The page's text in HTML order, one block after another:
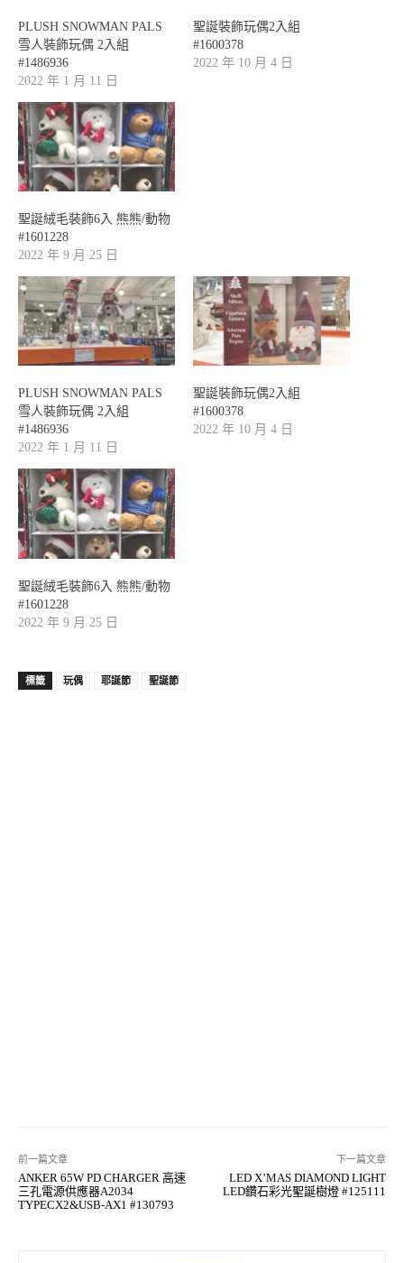
PLUSH SNOWMAN PALS
雪人裝飾玩偶 2入組
#1486936
2022 年 1 月 11 日
聖誕裝飾玩偶2入組
#1600378
2022 年 10 月 4 日
聖誕絨毛裝飾6入 熊熊/動物
#1601228
2022 年 9 月 25 日
PLUSH SNOWMAN PALS
雪人裝飾玩偶 2入組
#1486936
2022 年 1 月 11 日
聖誕裝飾玩偶2入組
#1600378
2022 年 10 月 4 日
聖誕絨毛裝飾6入 熊熊/動物
#1601228
2022 年 9 月 25 日
標籤 玩偶 耶誕節 聖誕節
前一篇文章
ANKER 65W PD CHARGER 高速
三孔電源供應器A2034
TYPECX2&USB-AX1 #130793
下一篇文章
LED X’MAS DIAMOND LIGHT
LED鑽石彩光聖誕樹燈 #125111